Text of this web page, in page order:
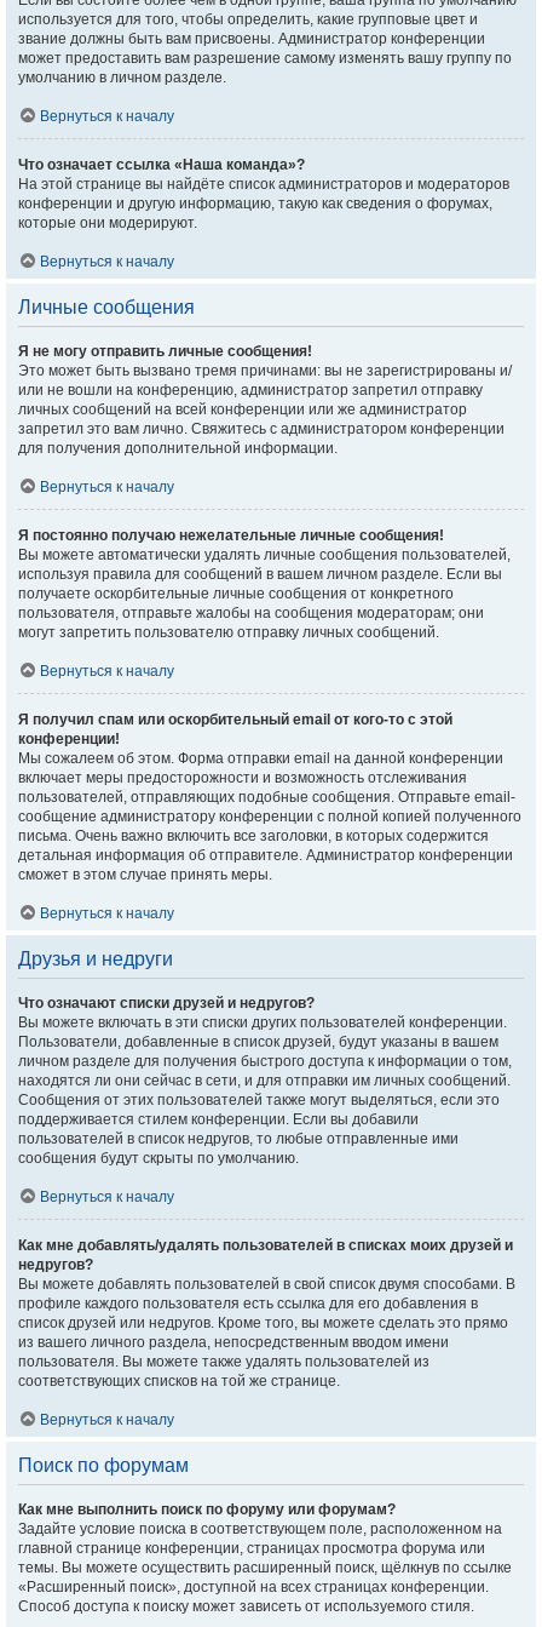
используется для того, чтобы определить, какие групповые цвет и
звание должны быть вам присвоены. Администратор конференции
может предоставить вам разрешение самому изменять вашу группу по
умолчанию в личном разделе.
Вернуться к началу
Что означает ссылка «Наша команда»?
На этой странице вы найдёте список администраторов и модераторов
конференции и другую информацию, такую как сведения о форумах,
которые они модерируют.
Вернуться к началу
Личные сообщения
Я не могу отправить личные сообщения!
Это может быть вызвано тремя причинами: вы не зарегистрированы и/
или не вошли на конференцию, администратор запретил отправку
личных сообщений на всей конференции или же администратор
запретил это вам лично. Свяжитесь с администратором конференции
для получения дополнительной информации.
Вернуться к началу
Я постоянно получаю нежелательные личные сообщения!
Вы можете автоматически удалять личные сообщения пользователей,
используя правила для сообщений в вашем личном разделе. Если вы
получаете оскорбительные личные сообщения от конкретного
пользователя, отправьте жалобы на сообщения модераторам; они
могут запретить пользователю отправку личных сообщений.
Вернуться к началу
Я получил спам или оскорбительный email от кого-то с этой
конференции!
Мы сожалеем об этом. Форма отправки email на данной конференции
включает меры предосторожности и возможность отслеживания
пользователей, отправляющих подобные сообщения. Отправьте email-
сообщение администратору конференции с полной копией полученного
письма. Очень важно включить все заголовки, в которых содержится
детальная информация об отправителе. Администратор конференции
сможет в этом случае принять меры.
Вернуться к началу
Друзья и недруги
Что означают списки друзей и недругов?
Вы можете включать в эти списки других пользователей конференции.
Пользователи, добавленные в список друзей, будут указаны в вашем
личном разделе для получения быстрого доступа к информации о том,
находятся ли они сейчас в сети, и для отправки им личных сообщений.
Сообщения от этих пользователей также могут выделяться, если это
поддерживается стилем конференции. Если вы добавили
пользователей в список недругов, то любые отправленные ими
сообщения будут скрыты по умолчанию.
Вернуться к началу
Как мне добавлять/удалять пользователей в списках моих друзей и
недругов?
Вы можете добавлять пользователей в свой список двумя способами. В
профиле каждого пользователя есть ссылка для его добавления в
список друзей или недругов. Кроме того, вы можете сделать это прямо
из вашего личного раздела, непосредственным вводом имени
пользователя. Вы можете также удалять пользователей из
соответствующих списков на той же странице.
Вернуться к началу
Поиск по форумам
Как мне выполнить поиск по форуму или форумам?
Задайте условие поиска в соответствующем поле, расположенном на
главной странице конференции, страницах просмотра форума или
темы. Вы можете осуществить расширенный поиск, щёлкнув по ссылке
«Расширенный поиск», доступной на всех страницах конференции.
Способ доступа к поиску может зависеть от используемого стиля.